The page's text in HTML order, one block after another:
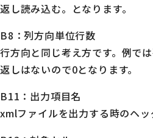
返し読み込む。となります。
B8：列方向単位行数
行方向と同じ考え方です。例で
返しはないので0となります。
B11：出力項目名
xmlファイルを出力する時のヘッ